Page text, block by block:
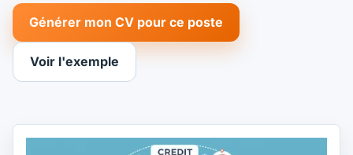
Générer mon CV pour ce poste
Voir l'exemple